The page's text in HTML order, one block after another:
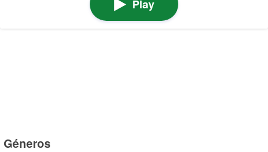
Play
Géneros